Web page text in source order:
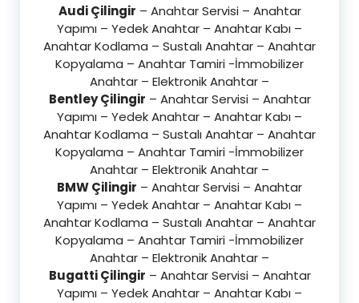
Audi Çilingir – Anahtar Servisi – Anahtar
Yapımı – Yedek Anahtar – Anahtar Kabı –
Anahtar Kodlama – Sustalı Anahtar – Anahtar
Kopyalama – Anahtar Tamiri -İmmobilizer
Anahtar – Elektronik Anahtar –
Bentley Çilingir – Anahtar Servisi – Anahtar
Yapımı – Yedek Anahtar – Anahtar Kabı –
Anahtar Kodlama – Sustalı Anahtar – Anahtar
Kopyalama – Anahtar Tamiri -İmmobilizer
Anahtar – Elektronik Anahtar –
BMW Çilingir – Anahtar Servisi – Anahtar
Yapımı – Yedek Anahtar – Anahtar Kabı –
Anahtar Kodlama – Sustalı Anahtar – Anahtar
Kopyalama – Anahtar Tamiri -İmmobilizer
Anahtar – Elektronik Anahtar –
Bugatti Çilingir – Anahtar Servisi – Anahtar
Yapımı – Yedek Anahtar – Anahtar Kabı –